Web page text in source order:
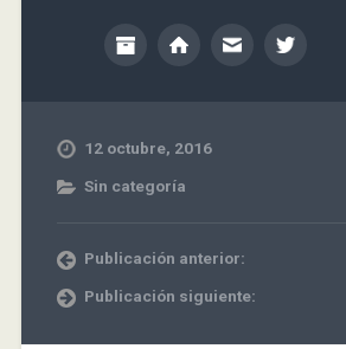
12 octubre, 2016
Sin categoría
Publicación anterior:
Publicación siguiente: